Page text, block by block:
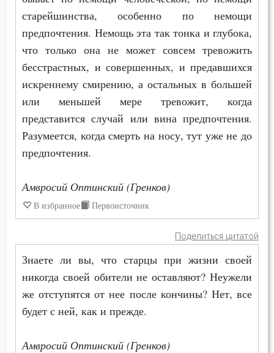
Подготовка к смерти
Познание себя
Позор
Покаяние
Поклон
Помощь Божия
Последние времена
Пост
Похвала
Похоть
старейшинства, особенно по немощи
предпочтения. Немощь эта так тонка и глубока,
что только она не может совсем тревожить
бесстрастных, и совершенных, и предавшихся
искреннему смирению, а остальных в большей
или меньшей мере тревожит, когда
представится случай или вина предпочтения.
Разумеется, когда смерть на носу, тут уже не до
предпочтения.
Амвросий Оптинский (Гренков)
В избранное Первоисточник
Поделиться цитатой
Знаете ли вы, что старцы при жизни своей
никогда своей обители не оставляют? Неужели
же отступятся от нее после кончины? Нет, все
будет с ней, как и прежде.
Амвросий Оптинский (Гренков)